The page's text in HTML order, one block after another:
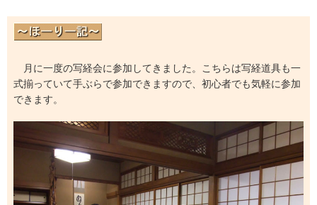
月に一度の写経会に参加してきました。こちらは写経道具も一
式揃っていて手ぶらで参加できますので、初心者でも気軽に参加
できます。